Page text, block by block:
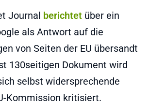
Journal berichtet über ein
als Antwort auf die
von Seiten der EU übersandt
130seitigen Dokument wird
selbst widersprechende
Kommission kritisiert.